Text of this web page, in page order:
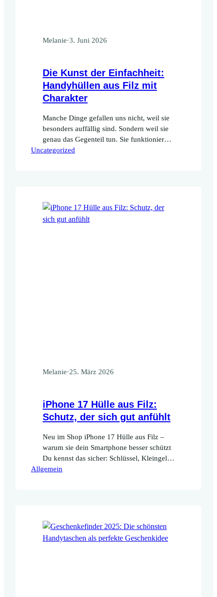
Melanie·3. Juni 2026
Die Kunst der Einfachheit:
Handyhüllen aus Filz mit
Charakter
Manche Dinge gefallen uns nicht, weil sie
besonders auffällig sind. Sondern weil sie
genau das Gegenteil tun. Sie funktionieren.
Sie fühlen sich gut an. Sie begleiten uns
Funktionen, Materialien oder Designs um
Uncategorized
Melanie·25. März 2026
iPhone 17 Hülle aus Filz:
Schutz, der sich gut anfühlt
Neu im Shop iPhone 17 Hülle aus Filz –
warum sie dein Smartphone besser schützt
Du kennst das sicher: Schlüssel, Kleingeld,
Kopfhörer – und mittendrin dein iPhone
Allgemein